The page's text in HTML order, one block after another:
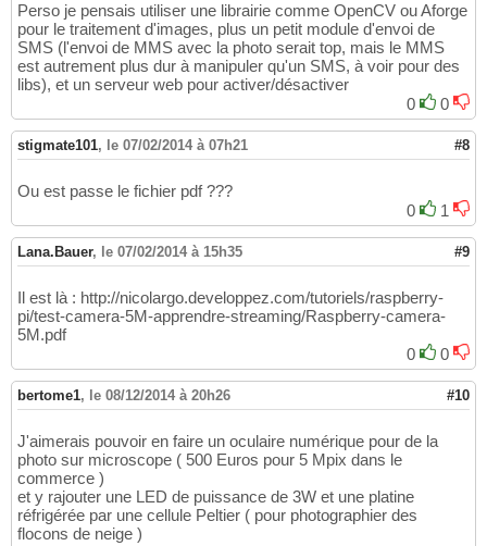
Perso je pensais utiliser une librairie comme OpenCV ou Aforge
pour le traitement d'images, plus un petit module d'envoi de
SMS (l'envoi de MMS avec la photo serait top, mais le MMS
est autrement plus dur à manipuler qu'un SMS, à voir pour des
libs), et un serveur web pour activer/désactiver
0
0
stigmate101, le 07/02/2014 à 07h21 #8
Ou est passe le fichier pdf ???
0
1
Lana.Bauer, le 07/02/2014 à 15h35 #9
Il est là : http://nicolargo.developpez.com/tutoriels/raspberry-
pi/test-camera-5M-apprendre-streaming/Raspberry-camera-
5M.pdf
0
0
bertome1, le 08/12/2014 à 20h26 #10
J'aimerais pouvoir en faire un oculaire numérique pour de la
photo sur microscope ( 500 Euros pour 5 Mpix dans le
commerce )
et y rajouter une LED de puissance de 3W et une platine
réfrigérée par une cellule Peltier ( pour photographier des
flocons de neige )